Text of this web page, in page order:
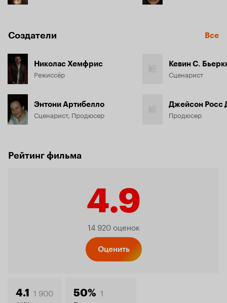
Создатели Все
Николас Хемфрис
Режиссёр
Энтони Артибелло
Сценарист, Продюсер
Кевин С.
Сценарист
Джейсон Росс
Продюсер
Рейтинг фильма
4.9
Рейтинг
14 920 оценок
Оценить
4.1 1 900 50% 1